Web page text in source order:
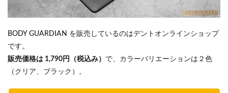
BODY GUARDIAN を販売しているのはデントオンラインショップ
です。
販売価格は 1,790円（税込み） で、カラーバリエーションは２色
（クリア、ブラック）。